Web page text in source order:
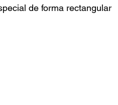
de forma rectangular